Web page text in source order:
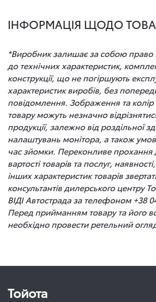
ІНФОРМАЦІЯ ЩОДО
*Виробник залишає за собою право
до технічних характеристик,
конструкції, що не погіршують
характеристик виробів, без
повідомлення. Зображення та
товару можуть незначно
продукції, залежно від роздільної
налаштувань монітора, а також умов
час зйомки. Переконливе прохання
вартості товарів та послуг,
інших характеристик товарів
консультантів дилерського центру
ВІДІ Автострада за телефоном +38
Перед прийманням товару та його
необхідно провести ретельний
Тойота